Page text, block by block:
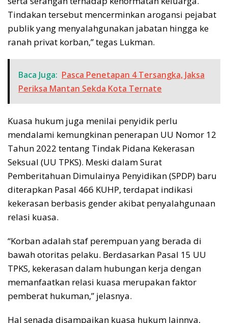
Tindakan tersebut mencerminkan arogansi pejabat
publik yang menyalahgunakan jabatan hingga ke
ranah privat korban,” tegas Lukman.
Baca Juga: Pasca Penetapan 4 Tersangka, Jaksa
Periksa Mantan Sekda Kota Ternate
Kuasa hukum juga menilai penyidik perlu
mendalami kemungkinan penerapan UU Nomor 12
Tahun 2022 tentang Tindak Pidana Kekerasan
Seksual (UU TPKS). Meski dalam Surat
Pemberitahuan Dimulainya Penyidikan (SPDP) baru
diterapkan Pasal 466 KUHP, terdapat indikasi
kekerasan berbasis gender akibat penyalahgunaan
relasi kuasa.
“Korban adalah staf perempuan yang berada di
bawah otoritas pelaku. Berdasarkan Pasal 15 UU
TPKS, kekerasan dalam hubungan kerja dengan
memanfaatkan relasi kuasa merupakan faktor
pemberat hukuman,” jelasnya.
Hal senada disampaikan kuasa hukum lainnya,